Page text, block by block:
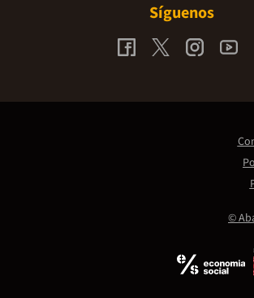
Síguenos
©